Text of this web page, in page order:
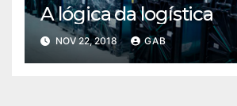
A lógica da logística
NOV 22, 2018 GAB